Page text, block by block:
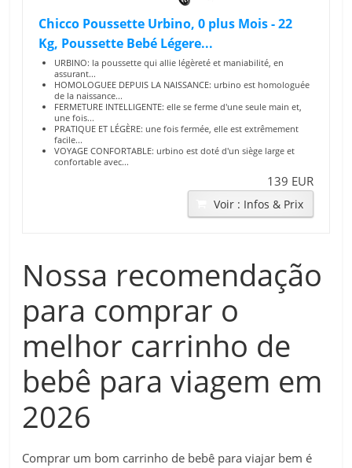
Chicco Poussette Urbino, 0 plus Mois - 22
Kg, Poussette Bebé Légere...
URBINO: la poussette qui allie légèreté et maniabilité, en
assurant...
HOMOLOGUEE DEPUIS LA NAISSANCE: urbino est homologuée
de la naissance...
FERMETURE INTELLIGENTE: elle se ferme d'une seule main et,
une fois...
PRATIQUE ET LÉGÈRE: une fois fermée, elle est extrêmement
facile...
VOYAGE CONFORTABLE: urbino est doté d'un siège large et
confortable avec...
139 EUR
Voir : Infos & Prix
Nossa recomendação
para comprar o
melhor carrinho de
bebê para viagem em
2026
Comprar um bom carrinho de bebê para viajar bem é